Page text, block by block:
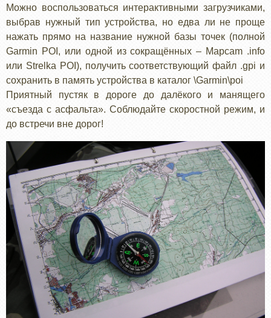
Можно воспользоваться интерактивными загрузчиками,
выбрав нужный тип устройства, но едва ли не проще
нажать прямо на название нужной базы точек (полной
Garmin POI, или одной из сокращённых – Mapcam .info
или Strelka POI), получить соответствующий файл .gpi и
сохранить в память устройства в каталог \Garmin\poi
Приятный пустяк в дороге до далёкого и манящего
«съезда с асфальта». Соблюдайте скоростной режим, и
до встречи вне дорог!